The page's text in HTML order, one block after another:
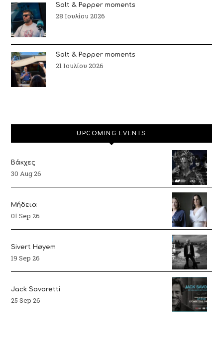
Salt & Pepper moments
28 Ιουλίου 2026
Salt & Pepper moments
21 Ιουλίου 2026
UPCOMING EVENTS
Βάκχες
30 Aug 26
Μήδεια
01 Sep 26
Sivert Høyem
19 Sep 26
Jack Savoretti
25 Sep 26